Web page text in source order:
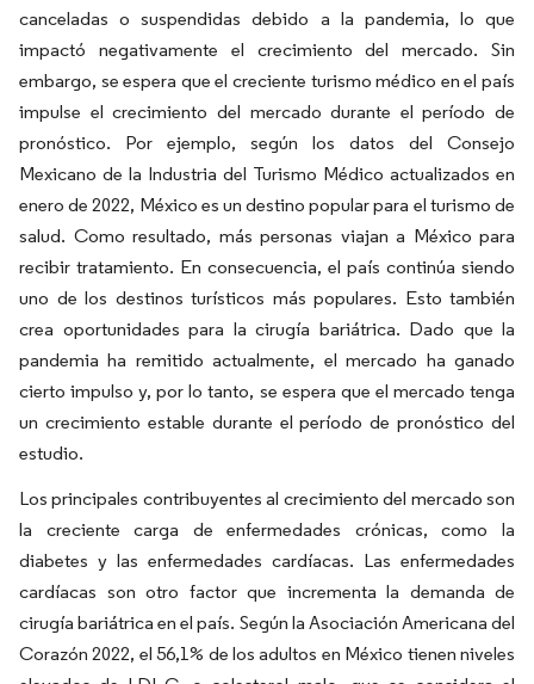
canceladas o suspendidas debido a la pandemia, lo que
impactó negativamente el crecimiento del mercado. Sin
embargo, se espera que el creciente turismo médico en el país
impulse el crecimiento del mercado durante el período de
pronóstico. Por ejemplo, según los datos del Consejo
Mexicano de la Industria del Turismo Médico actualizados en
enero de 2022, México es un destino popular para el turismo de
salud. Como resultado, más personas viajan a México para
recibir tratamiento. En consecuencia, el país continúa siendo
uno de los destinos turísticos más populares. Esto también
crea oportunidades para la cirugía bariátrica. Dado que la
pandemia ha remitido actualmente, el mercado ha ganado
cierto impulso y, por lo tanto, se espera que el mercado tenga
un crecimiento estable durante el período de pronóstico del
estudio.
Los principales contribuyentes al crecimiento del mercado son
la creciente carga de enfermedades crónicas, como la
diabetes y las enfermedades cardíacas. Las enfermedades
cardíacas son otro factor que incrementa la demanda de
cirugía bariátrica en el país. Según la Asociación Americana del
Corazón 2022, el 56,1% de los adultos en México tienen niveles